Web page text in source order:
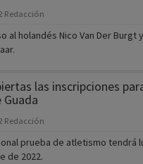
Redacción
al holandés Nico Van Der Burgt
las inscripciones
Guada
Redacción
prueba de atletismo tendrá
de 2022.